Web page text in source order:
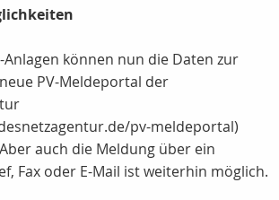
Anlagen können nun die Daten zur
PV-Meldeportal der
pv-meldeportal)
auch die Meldung über ein
Fax oder E-Mail ist weiterhin möglich.